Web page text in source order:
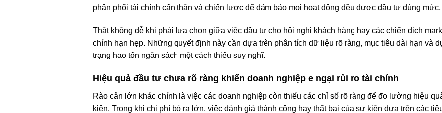
phân phối tài chính cẩn thận và chiến lược để đảm bảo mọi hoạt động đều được đầu tư đúng
Thật không dễ khi phải lựa chọn giữa việc đầu tư cho hội nghị khách hàng hay các chiến dịch
chính hạn hẹp. Những quyết định này cần dựa trên phân tích dữ liệu rõ ràng, mục tiêu dài hạn và
trạng hao tổn ngân sách một cách thiếu suy nghĩ.
Hiệu quả đầu tư chưa rõ ràng khiến doanh nghiệp e ngại rủi ro tài chính
Rào cản lớn khác chính là việc các doanh nghiệp còn thiếu các chỉ số rõ ràng để đo lường hiệu
kiện. Trong khi chi phí bỏ ra lớn, việc đánh giá thành công hay thất bại của sự kiện dựa trên các